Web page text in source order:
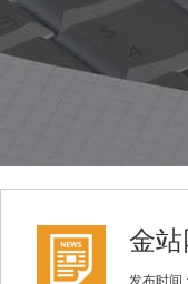
金站
发布时间 :